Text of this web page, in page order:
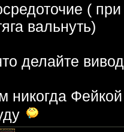
(
вальнуть)
делайте
никогда Фейкой